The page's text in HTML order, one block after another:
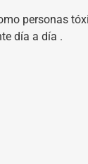
personas
día a día .